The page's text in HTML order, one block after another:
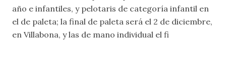
año e infantiles, y pelotaris de categoría infantil en
el de paleta; la final de paleta será el 2 de diciembre,
en Villabona, y las de mano individual el fi